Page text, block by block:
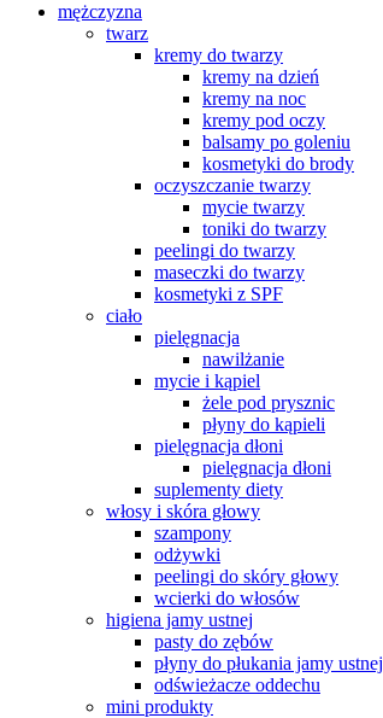
mężczyzna
twarz
kremy do twarzy
kremy na dzień
kremy na noc
kremy pod oczy
balsamy po goleniu
kosmetyki do brody
oczyszczanie twarzy
mycie twarzy
toniki do twarzy
peelingi do twarzy
maseczki do twarzy
kosmetyki z SPF
ciało
pielęgnacja
nawilżanie
mycie i kąpiel
żele pod prysznic
płyny do kąpieli
pielęgnacja dłoni
pielęgnacja dłoni
suplementy diety
włosy i skóra głowy
szampony
odżywki
peelingi do skóry głowy
wcierki do włosów
higiena jamy ustnej
pasty do zębów
płyny do płukania jamy ustnej
odświeżacze oddechu
mini produkty